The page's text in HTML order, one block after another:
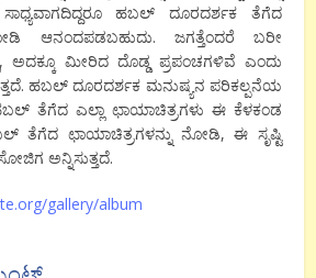
ಸಾಧ್ಯವಾಗದಿದ್ದರೂ ಹಬಲ್ ದೂರದರ್ಶಕ
ತೆಗೆದ
ಆನಂದಪಡಬಹುದು. ಜಗತ್ತೆಂದರೆ
ಬರೀ
, ಅದಕ್ಕೂ ಮೀರಿದ ದೊಡ್ಡ ಪ್ರಪಂಚಗಳಿವೆ ಎಂದು
. ಹಬಲ್ ದೂರದರ್ಶಕ ಮನುಷ್ಯನ ಪರಿಕಲ್ಪನೆಯ
ತೆಗೆದ ಎಲ್ಲಾ ಛಾಯಾಚಿತ್ರಗಳು ಈ ಕೆಳಕಂಡ
ತೆಗೆದ ಛಾಯಾಚಿತ್ರಗಳನ್ನು ನೋಡಿ,ಈ ಸೃಷ್ಟಿ
ಅನ್ನಿಸುತ್ತದೆ.
gallery/album